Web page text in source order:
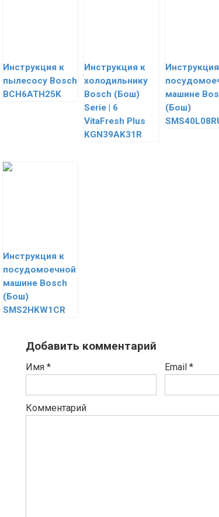
Инструкция к
пылесосу Bosch
BCH6ATH25K
Инструкция к
холодильнику
Bosch (Бош)
Serie | 6
VitaFresh Plus
KGN39AK31R
машине
(Бош)
Инструкция к
посудомоечной
машине Bosch
(Бош)
SMS2HKW1CR
Добавить комментарий
Имя * Email *
Комментарий